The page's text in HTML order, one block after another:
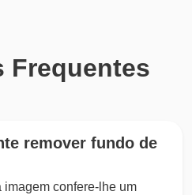
Frequentes
remover fundo de
imagem confere-lhe um